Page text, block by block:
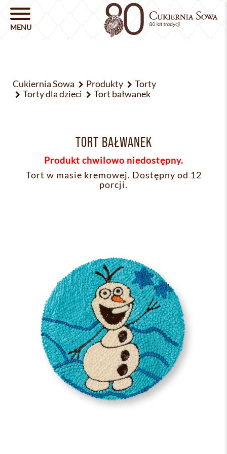
Cukiernia Sowa Produkty
Torty
Torty dla dzieci
Tort bałwanek
TORT BAŁWANEK
Produkt chwilowo niedostępny.
Tort w masie kremowej. Dostępny od 12
porcji.